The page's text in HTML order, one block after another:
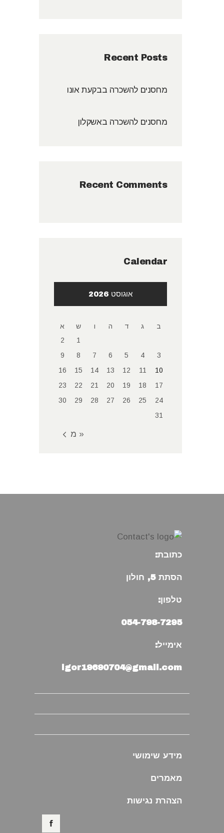
Recent Posts
מחסנים להשכרה בבקעת אונו
מחסנים להשכרה באשקלון
Recent Comments
Calendar
אוגוסט 2026
ב ג ד ה ו ש
א
1
2
3
4
5
6
7
8
9
10
11
12
13
14
15
16
17
18
19
20
21
22
23
24
25
26
27
28
29
30
31
« מאי
כתובת:
הסתת 5, חולון
טלפון:
054-798-7295
אימייל:
igor19690704@gmail.com
מידע שימושי
מאמרים
הצהרת נגישות